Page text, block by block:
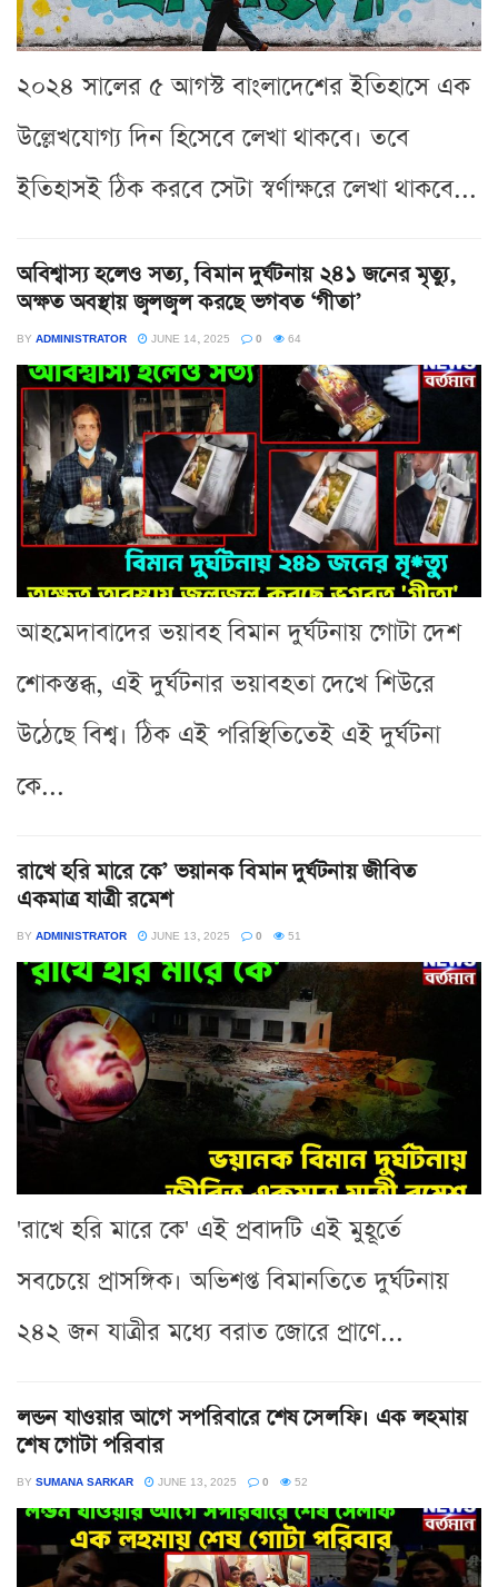
২০২৪ সালের ৫ আগস্ট বাংলাদেশের ইতিহাসে এক
উল্লেখযোগ্য দিন হিসেবে লেখা থাকবে। তবে
ইতিহাসই ঠিক করবে সেটা স্বর্ণাক্ষরে লেখা থাকবে...
অবিশ্বাস্য হলেও সত্য, বিমান দুর্ঘটনায় ২৪১ জনের মৃত্যু,
অক্ষত অবস্থায় জ্বলজ্বল করছে ভগবত ‘গীতা’
BY ADMINISTRATOR JUNE 14, 2025 0 64
আহমেদাবাদের ভয়াবহ বিমান দুর্ঘটনায় গোটা দেশ
শোকস্তব্ধ, এই দুর্ঘটনার ভয়াবহতা দেখে শিউরে
উঠেছে বিশ্ব। ঠিক এই পরিস্থিতিতেই এই দুর্ঘটনা
কে...
রাখে হরি মারে কে’ ভয়ানক বিমান দুর্ঘটনায় জীবিত
একমাত্র যাত্রী রমেশ
BY ADMINISTRATOR JUNE 13, 2025 0 51
'রাখে হরি মারে কে' এই প্রবাদটি এই মুহূর্তে
সবচেয়ে প্রাসঙ্গিক। অভিশপ্ত বিমানতিতে দুর্ঘটনায়
২৪২ জন যাত্রীর মধ্যে বরাত জোরে প্রাণে...
লন্ডন যাওয়ার আগে সপরিবারে শেষ সেলফি। এক লহমায়
শেষ গোটা পরিবার
BY SUMANA SARKAR JUNE 13, 2025 0 52